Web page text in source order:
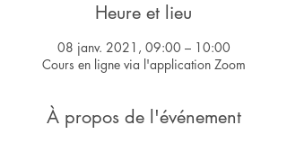
Heure et lieu
08 janv. 2021, 09:00 – 10:00
Cours en ligne via l'application Zoom
À propos de l'événement